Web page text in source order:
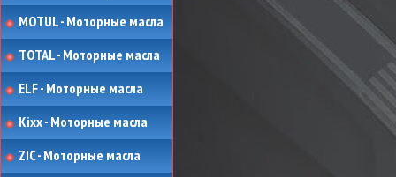
MOTUL - Моторные масла
TOTAL - Моторные масла
ELF - Моторные масла
Kixx - Моторные масла
ZIC - Моторные масла